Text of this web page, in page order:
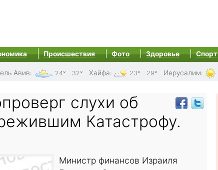
Происшествия Фото Здоровье Спорт
Авив: 24° - 32° Хайфа: 23° - 29° Иерусалим:
слухи об
Катастрофу.
Министр финансов Израиля